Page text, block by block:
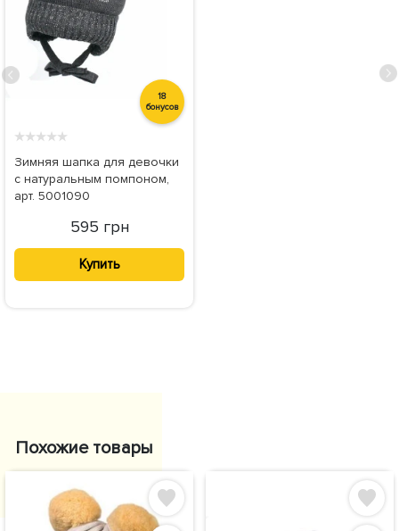
18
бонусов
★★★★★
Зимняя шапка для девочки
с натуральным помпоном,
арт. 5001090
595 грн
Купить
Похожие товары